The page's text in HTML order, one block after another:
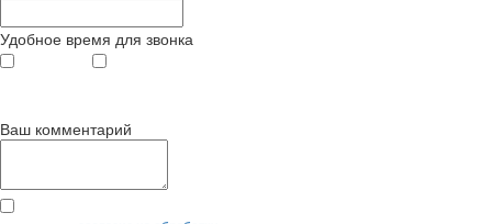
Удобное время для звонка
Ваш комментарий